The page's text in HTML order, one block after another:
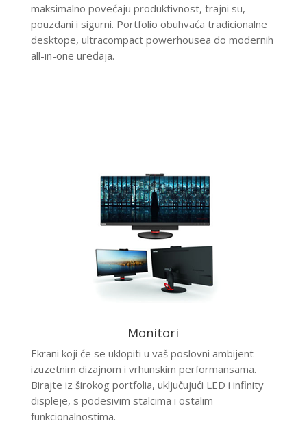
maksimalno povećaju produktivnost, trajni su,
pouzdani i sigurni. Portfolio obuhvaća tradicionalne
desktope, ultracompact powerhousea do modernih
all-in-one uređaja.
Monitori
Ekrani koji će se uklopiti u vaš poslovni ambijent
izuzetnim dizajnom i vrhunskim performansama.
Birajte iz širokog portfolia, uključujući LED i infinity
displeje, s podesivim stalcima i ostalim
funkcionalnostima.